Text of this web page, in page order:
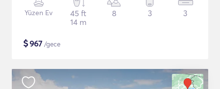
Yüzen Ev
45 ft
14 m
8 3 3
$967 /gece